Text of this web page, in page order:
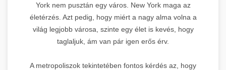
York nem pusztán egy város. New York maga az
életérzés. Azt pedig, hogy miért a nagy alma volna a
világ legjobb városa, szinte egy élet is kevés, hogy
taglaljuk, ám van pár igen erős érv.
A metropoliszok tekintetében fontos kérdés az, hogy